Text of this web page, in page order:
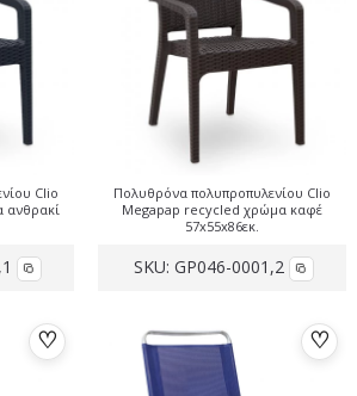
Clio
SKU: GP046-0001,2
Πολυθρόνα πολυπροπυλενίου Clio
Megapap recycled χρώμα καφέ
57x55x86εκ.
♡ ♡